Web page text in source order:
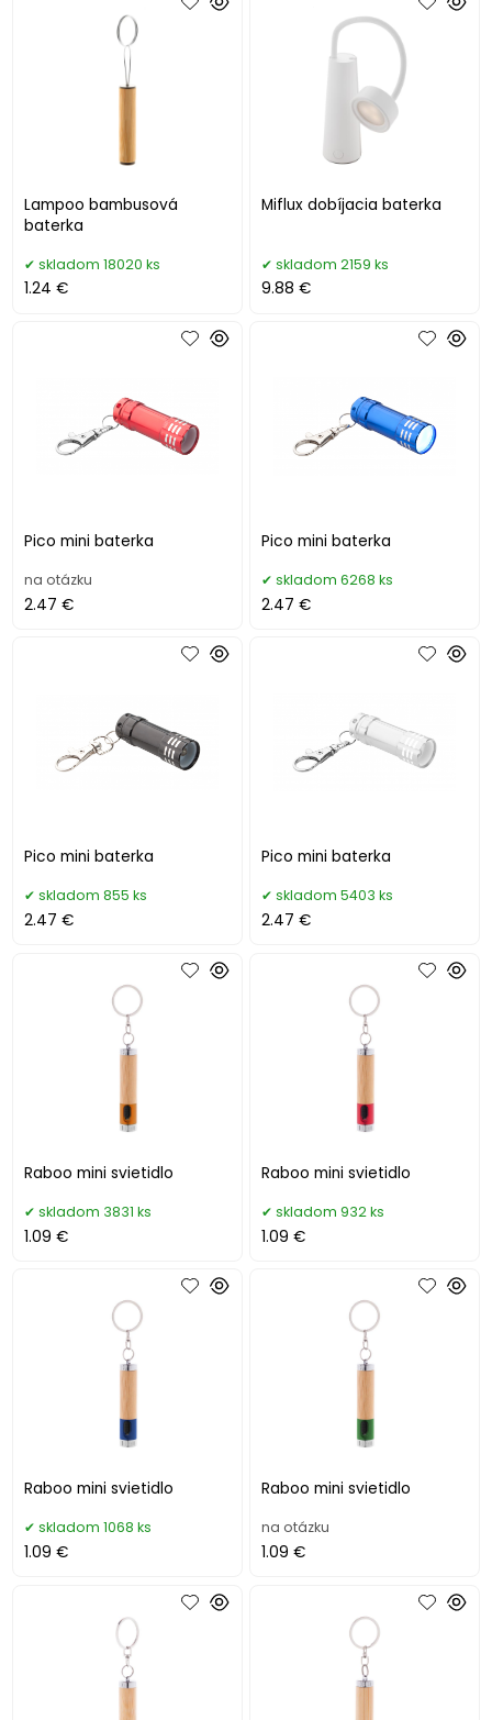
Lampoo bambusová
baterka
skladom 18020 ks
1.24 €
Miflux dobíjacia baterka
skladom 2159 ks
9.88 €
Pico mini baterka
na otázku
2.47 €
Pico mini baterka
skladom 6268 ks
2.47 €
Pico mini baterka
skladom 855 ks
2.47 €
Pico mini baterka
skladom 5403 ks
2.47 €
Raboo mini svietidlo
skladom 3831 ks
1.09 €
Raboo mini svietidlo
skladom 932 ks
1.09 €
Raboo mini svietidlo
skladom 1068 ks
1.09 €
Raboo mini svietidlo
na otázku
1.09 €